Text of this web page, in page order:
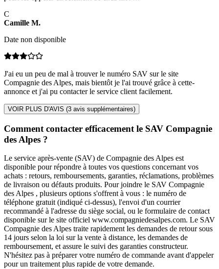
C
Camille M.
Date non disponible
J'ai eu un peu de mal à trouver le numéro SAV sur le site
Compagnie des Alpes, mais bientôt je l'ai trouvé grâce à cette-
annonce et j'ai pu contacter le service client facilement.
VOIR PLUS D'AVIS (3 avis supplémentaires)
Comment contacter efficacement le SAV Compagnie
des Alpes ?
Le service après-vente (SAV) de Compagnie des Alpes est
disponible pour répondre à toutes vos questions concernant vos
achats : retours, remboursements, garanties, réclamations, problèmes
de livraison ou défauts produits. Pour joindre le SAV Compagnie
des Alpes , plusieurs options s'offrent à vous : le numéro de
téléphone gratuit (indiqué ci-dessus), l'envoi d'un courrier
recommandé à l'adresse du siège social, ou le formulaire de contact
disponible sur le site officiel www.compagniedesalpes.com. Le SAV
Compagnie des Alpes traite rapidement les demandes de retour sous
14 jours selon la loi sur la vente à distance, les demandes de
remboursement, et assure le suivi des garanties constructeur.
N'hésitez pas à préparer votre numéro de commande avant d'appeler
pour un traitement plus rapide de votre demande.